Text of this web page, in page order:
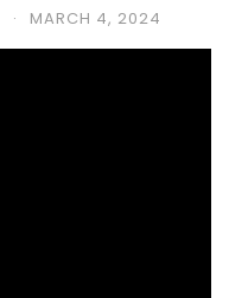
· MARCH 4, 2024